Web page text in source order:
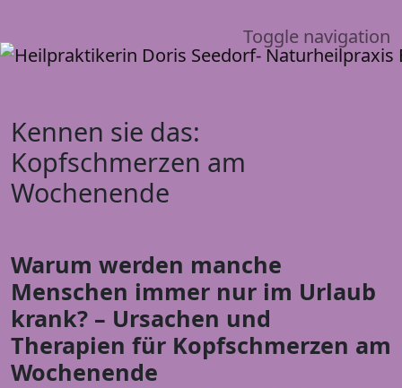
Toggle navigation
Kennen sie das:
Kopfschmerzen am
Wochenende
Warum werden manche
Menschen immer nur im Urlaub
krank? – Ursachen und
Therapien für Kopfschmerzen am
Wochenende